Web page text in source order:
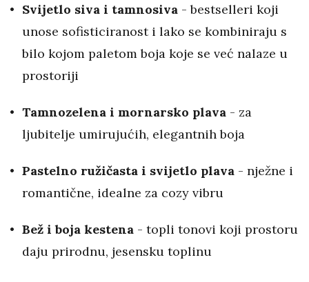
Svijetlo siva i tamnosiva - bestselleri koji
unose sofisticiranost i lako se kombiniraju s
bilo kojom paletom boja koje se već nalaze u
prostoriji
Tamnozelena i mornarsko plava - za
ljubitelje umirujućih, elegantnih boja
Pastelno ružičasta i svijetlo plava - nježne i
romantične, idealne za cozy vibru
Bež i boja kestena - topli tonovi koji prostoru
daju prirodnu, jesensku toplinu